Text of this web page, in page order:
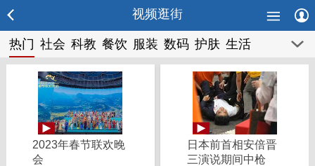
视频逛街
热门 社会 科教 餐饮 服装 数码 护肤 生活
幽默 品牌
2023年春节联欢晚
会
日本前首相安倍晋
三演说期间中枪